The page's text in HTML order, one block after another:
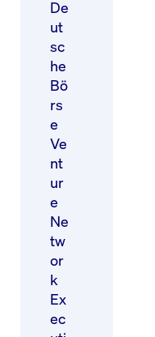
De
ut
sc
he
Bö
rs
e
Ve
nt
ur
e
Ne
tw
or
k
Ex
ec